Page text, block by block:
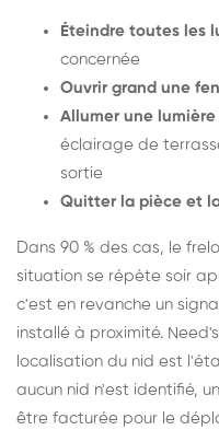
Éteindre toutes les
concernée
Ouvrir grand une
Allumer une lumière
éclairage de
sortie
Quitter la pièce et
Dans 90 % des cas, le
situation se répète soir
c'est en revanche un
installé à proximité.
localisation du nid est
aucun nid n'est identifié,
être facturée pour le